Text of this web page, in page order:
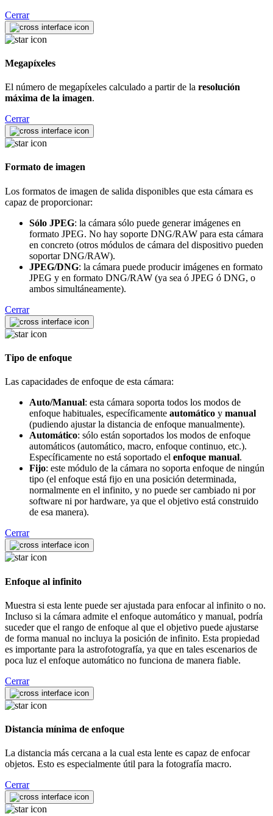
Cerrar
Megapíxeles
El número de megapíxeles calculado a partir de la resolución
máxima de la imagen.
Cerrar
Formato de imagen
Los formatos de imagen de salida disponibles que esta cámara es
capaz de proporcionar:
Sólo JPEG: la cámara sólo puede generar imágenes en
formato JPEG. No hay soporte DNG/RAW para esta cámara
en concreto (otros módulos de cámara del dispositivo pueden
soportar DNG/RAW).
JPEG/DNG: la cámara puede producir imágenes en formato
JPEG y en formato DNG/RAW (ya sea ó JPEG ó DNG, o
ambos simultáneamente).
Cerrar
Tipo de enfoque
Las capacidades de enfoque de esta cámara:
Auto/Manual: esta cámara soporta todos los modos de
enfoque habituales, específicamente automático y manual
(pudiendo ajustar la distancia de enfoque manualmente).
Automático: sólo están soportados los modos de enfoque
automáticos (automático, macro, enfoque continuo, etc.).
Específicamente no está soportado el enfoque manual.
Fijo: este módulo de la cámara no soporta enfoque de ningún
tipo (el enfoque está fijo en una posición determinada,
normalmente en el infinito, y no puede ser cambiado ni por
software ni por hardware, ya que el objetivo está construido
de esa manera).
Cerrar
Enfoque al infinito
Muestra si esta lente puede ser ajustada para enfocar al infinito o no.
Incluso si la cámara admite el enfoque automático y manual, podría
suceder que el rango de enfoque al que el objetivo puede ajustarse
de forma manual no incluya la posición de infinito. Esta propiedad
es importante para la astrofotografía, ya que en tales escenarios de
poca luz el enfoque automático no funciona de manera fiable.
Cerrar
Distancia mínima de enfoque
La distancia más cercana a la cual esta lente es capaz de enfocar
objetos. Esto es especialmente útil para la fotografía macro.
Cerrar